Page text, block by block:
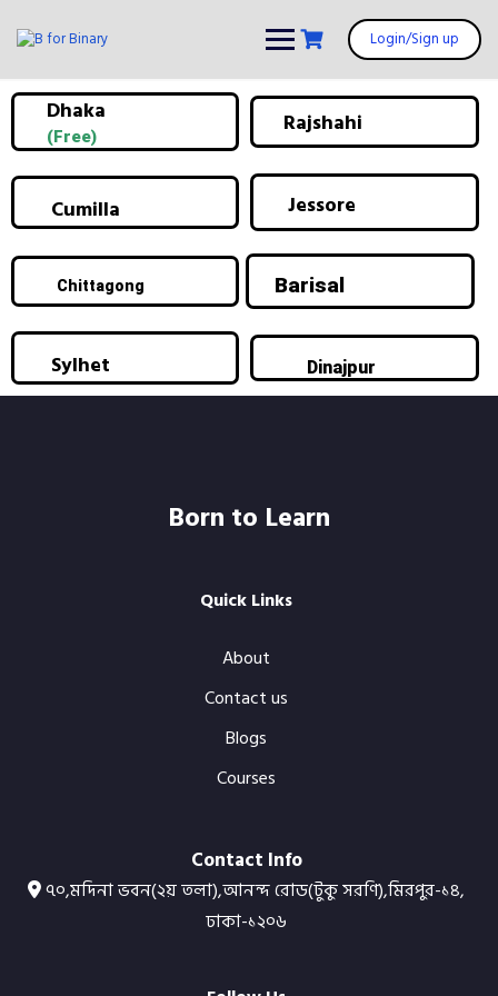
Login/Sign up
Dhaka
(Free) Rajshahi
Cumilla Jessore
Chittagong Barisal
Sylhet Dinajpur
Born to Learn
Quick Links
About
Contact us
Blogs
Courses
Contact Info
৭০,মদিনা ভবন(২য় তলা),আনন্দ রোড(টুকু সরণি),মিরপুর-১৪,
ঢাকা-১২০৬